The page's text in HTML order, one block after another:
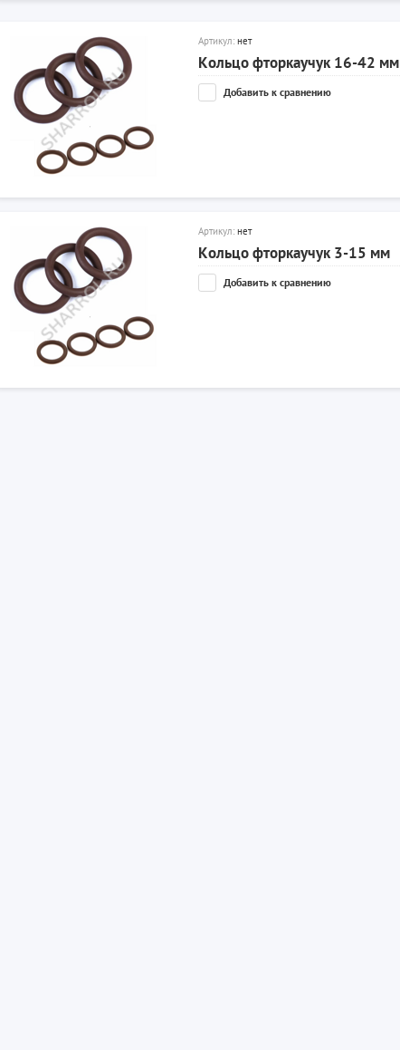
Артикул: нет
Кольцо фторкаучук 16-42 мм
Добавить к сравнению
Артикул: нет
Кольцо фторкаучук 3-15 мм
Добавить к сравнению